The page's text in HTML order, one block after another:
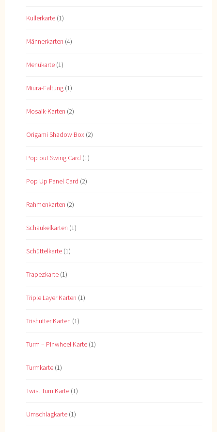
Kullerkarte (1)
Männerkarten (4)
Menükarte (1)
Miura-Faltung (1)
Mosaik-Karten (2)
Origami Shadow Box (2)
Pop out Swing Card (1)
Pop Up Panel Card (2)
Rahmenkarten (2)
Schaukelkarten (1)
Schüttelkarte (1)
Trapezkarte (1)
Triple Layer Karten (1)
Trishutter Karten (1)
Turm – Pinwheel Karte (1)
Turmkarte (1)
Twist Turn Karte (1)
Umschlagkarte (1)